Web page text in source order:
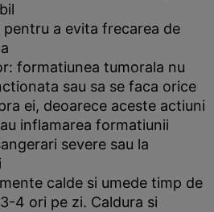
pentru a evita frecarea de
formatiunea tumorala nu
sau sa se faca orice
ei, deoarece aceste actiuni
inflamarea formatiunii
severe sau la
calde si umede timp de
4 ori pe zi. Caldura si